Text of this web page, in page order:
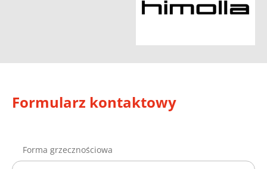
Formularz kontaktowy
Forma grzecznościowa